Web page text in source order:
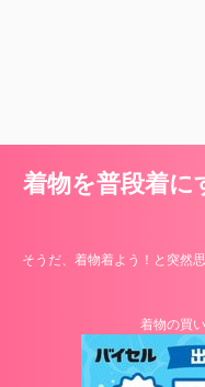
着物を普段着
そうだ、着物着よう！と突然
着物の買